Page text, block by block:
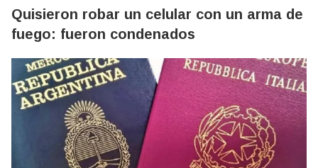
Quisieron robar un celular con un arma de
fuego: fueron condenados